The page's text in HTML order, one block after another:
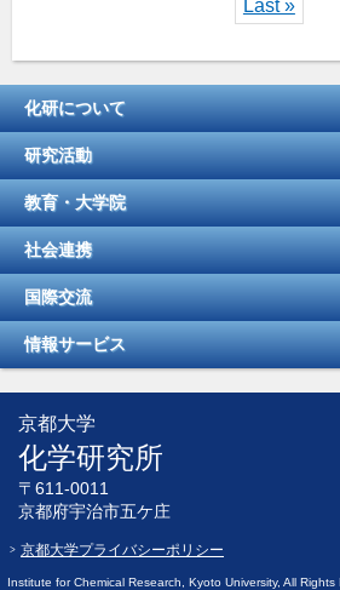
Last »
化研について
研究活動
教育・大学院
社会連携
国際交流
情報サービス
京都大学
化学研究所
〒611-0011
京都府宇治市五ケ庄
京都大学プライバシーポリシー
Institute for Chemical Research, Kyoto University, All Rights